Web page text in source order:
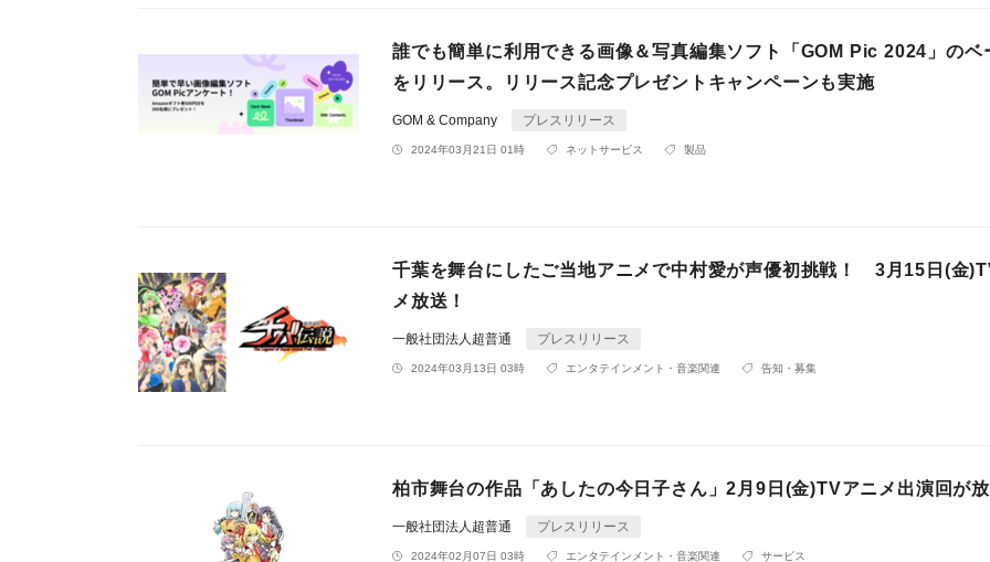
誰でも簡単に利用できる画像＆写真編集ソフト「GOM Pic 2024」のベ
をリリース。リリース記念プレゼントキャンペーンも実施
GOM & Company プレスリリース
2024年03月21日 01時 ネットサービス 製品
千葉を舞台にしたご当地アニメで中村愛が声優初挑戦！ 3月15日(金
メ放送！
一般社団法人超普通 プレスリリース
2024年03月13日 03時 エンタテインメント・音楽関連 告知・募集
柏市舞台の作品「あしたの今日子さん」2月9日(金)TVアニメ出演回が
一般社団法人超普通 プレスリリース
2024年02月07日 03時 エンタテインメント・音楽関連 サービス